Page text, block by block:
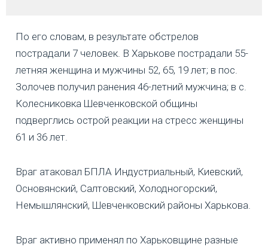
По его словам, в результате обстрелов
пострадали 7 человек. В Харькове пострадали 55-
летняя женщина и мужчины 52, 65, 19 лет; в пос.
Золочев получил ранения 46-летний мужчина; в с.
Колесниковка Шевченковской общины
подверглись острой реакции на стресс женщины
61 и 36 лет.
Враг атаковал БПЛА Индустриальный, Киевский,
Основянский, Салтовский, Холодногорский,
Немышлянский, Шевченковский районы Харькова.
Враг активно применял по Харьковщине разные